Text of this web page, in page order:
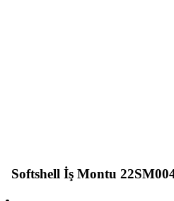
Softshell İş Montu